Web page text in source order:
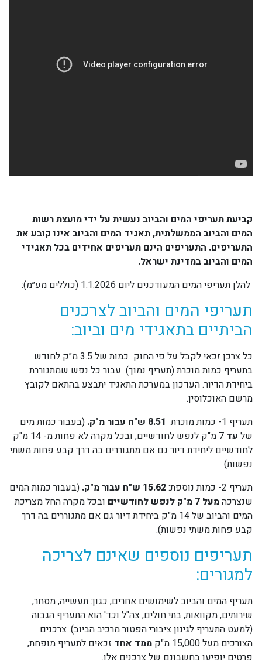
קביעת תעריפי המים והביוב נעשית על ידי מועצת רשות
המים והביוב הממשלתית, תאגיד המים והביוב אינו קובע את
התעריפים. התעריפים הינם תעריפים אחידים בכל תאגידי
המים והביוב במדינת ישראל.
להלן תעריפי המים המעודכנים ליום 1.1.2026 (כוללים מע״מ):
תעריפי המים והביוב לצרכנים
הביתיים בתאגידי מים וביוב:
כל צרכן זכאי לקבל על פי החוק כמות של 3.5 מ״ק לחודש
בתעריף כמות מוכרת (תעריף נמוך) עבור כל נפש שמתגוררת
ביחידת הדיור. העדכון במערכת התאגיד יתבצע בהתאם לקובץ
מרשם האוכלוסין.
תעריף 1- כמות מוכרת
8.51 ש"ח עבור מ"ק.
(בעבור כמות מים
של עד
7 מ"ק לנפש לחודשיים, ובכל מקרה לא פחות מ- 14 מ"ק
לחודשיים ליחידת דיור גם אם מתגוררים בה דרך קבע פחות משתי
נפשות)
תעריף 2- כמות נוספת:
15.62 ש"ח עבור מ"ק.
(בעבור כמות המים
שנצרכהמעל 7 מ"ק לנפש לחודשיים
ובכל מקרה החל מצריכת
המים והביוב של 14 מ"ק ביחידת דיור גם אם מתגוררים בה דרך
קבע פחות משתי נפשות).
תעריפים נוספים שאינם לצריכה
למגורים:
תעריף המים והביוב לשימושים אחרים, כגון: תעשייה, מסחר,
שירותים, מקוואות, בתי חולים, צה"ל וכד' הוא התעריף הגבוה
(למעט התעריף לגינון ציבורי הפטור מרכיב הביוב). צרכנים
הצורכים מעל 15,000 מ"ק
ממד אחד זכאים לתעריף מופחת,
פרטים יופיעו בחשבונם של צרכנים אלו.